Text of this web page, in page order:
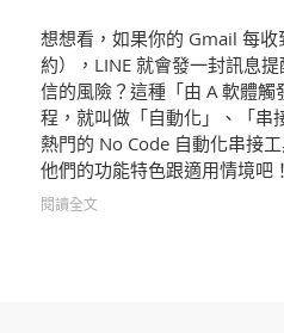
想想看，如果你的 Gmail 每
約），LINE 就會發一封訊息
信的風險？這種「由 A 軟體
程，就叫做「自動化」、「串
熱門的 No Code 自動化串接
他們的功能特色跟適用情境吧！
閱讀全文